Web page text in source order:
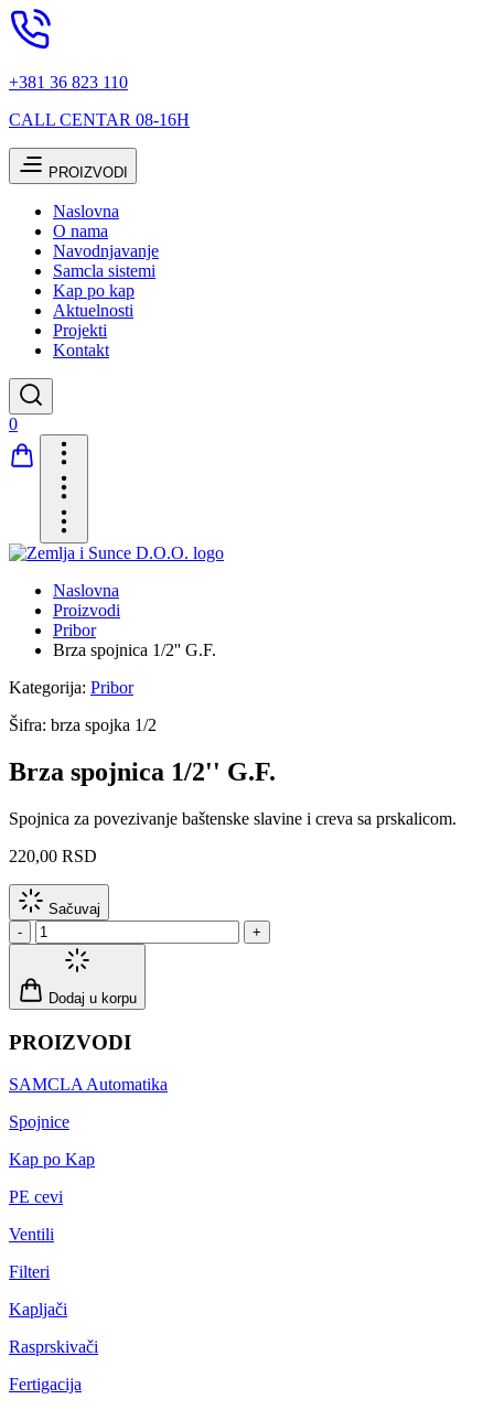
+381 36 823 110
CALL CENTAR 08-16H
PROIZVODI
Naslovna
O nama
Navodnjavanje
Samcla sistemi
Kap po kap
Aktuelnosti
Projekti
Kontakt
0
Naslovna
Proizvodi
Pribor
Brza spojnica 1/2'' G.F.
Kategorija: Pribor
Šifra: brza spojka 1/2
Brza spojnica 1/2'' G.F.
Spojnica za povezivanje baštenske slavine i creva sa prskalicom.
220,00 RSD
Sačuvaj
-
+
Dodaj u korpu
PROIZVODI
SAMCLA Automatika
Spojnice
Kap po Kap
PE cevi
Ventili
Filteri
Kapljači
Rasprskivači
Fertigacija